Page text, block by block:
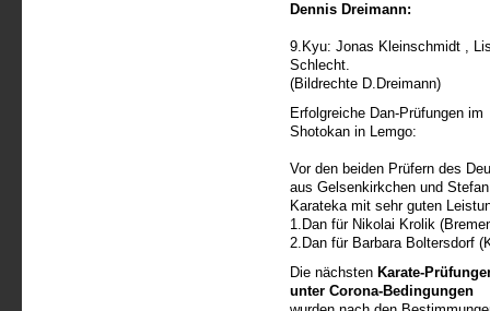
Dennis Dreimann:
9.Kyu: Jonas Kleinschmidt ,
Schlecht.
(Bildrechte D.Dreimann)
Erfolgreiche Dan-Prüfungen im
Shotokan in Lemgo:
Vor den beiden Prüfern des
aus Gelsenkirkchen und
Karateka mit sehr guten
1.Dan für Nikolai Krolik
2.Dan für Barbara Boltersdorf
Die nächsten Karate-
unter Corona-Bedingungen